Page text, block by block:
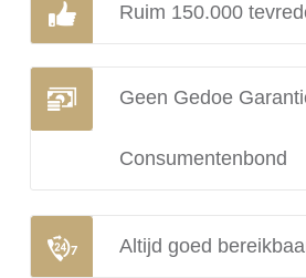
Ruim 150.000
Geen Gedoe
Consumentenbond
Altijd goed